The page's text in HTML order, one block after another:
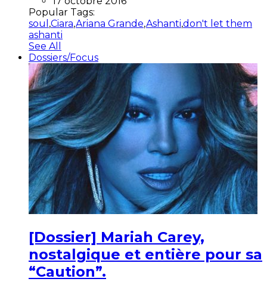
Popular Tags:
soul ,Ciara,Ariana Grande,Ashanti,don't let them
ashanti
See All
Dossiers/Focus
[Dossier] Mariah Carey,
nostalgique et entière pour sa
“Caution”.